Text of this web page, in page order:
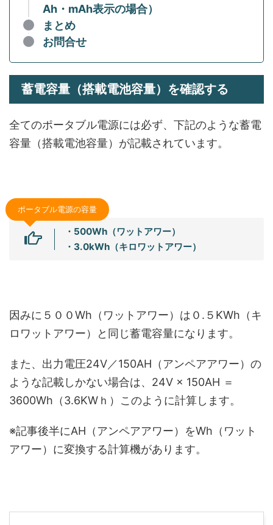
Ah・mAh表示の場合）
まとめ
お問合せ
蓄電容量（搭載電池容量）を確認する
全てのポータブル電源には必ず、下記のような蓄電
容量（搭載電池容量）が記載されています。
ポータブル電源の容量
・500Wh（ワットアワー）
・3.0kWh（キロワットアワー）
因みに５００Wh（ワットアワー）は０.５KWh（キ
ロワットアワー）と同じ蓄電容量になります。
また、出力電圧24V／150AH（アンペアアワー）の
ような記載しかない場合は、24V × 150AH ＝
3600Wh（3.6KWｈ）このように計算します。
※記事後半にAH（アンペアアワー）をWh（ワット
アワー）に変換する計算機があります。